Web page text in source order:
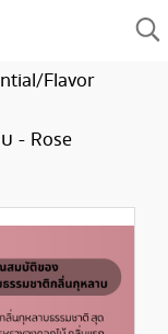
Flavor
- Rose